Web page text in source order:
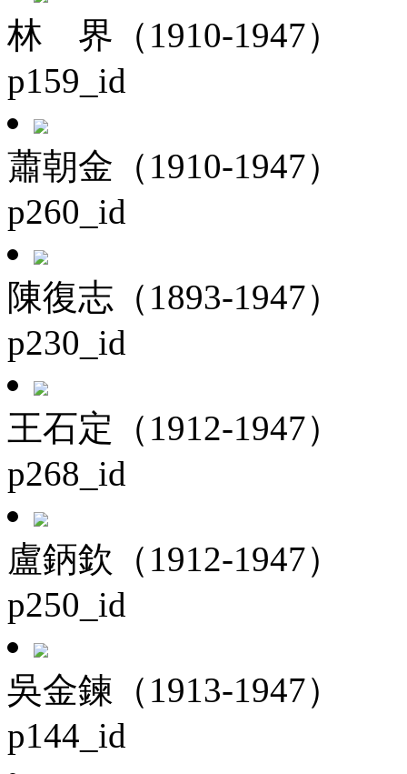
林 界（1910-1947）
p159_id
蕭朝金（1910-1947）
p260_id
陳復志（1893-1947）
p230_id
王石定（1912-1947）
p268_id
盧鈵欽（1912-1947）
p250_id
吳金鍊（1913-1947）
p144_id